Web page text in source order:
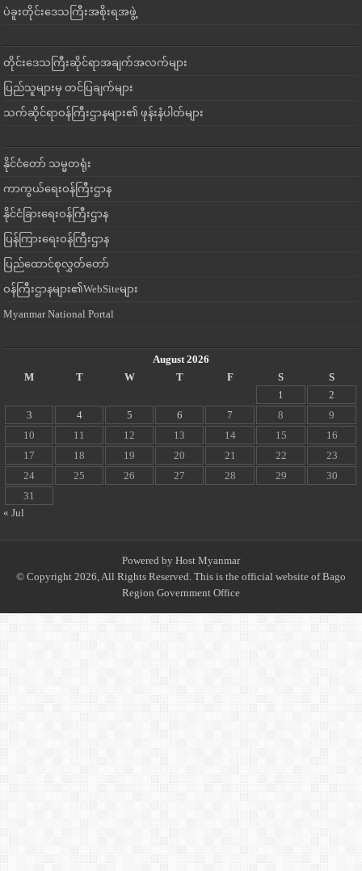
ပဲခူးတိုင်းဒေသကြီးအစိုးရအဖွဲ့
တိုင်းဒေသကြီးဆိုင်ရာအချက်အလက်များ
ပြည်သူများမှ တင်ပြချက်များ
သက်ဆိုင်ရာဝန်ကြီးဌာနများ၏ ဖုန်းနံပါတ်များ
နိုင်ငံတော် သမ္မတရုံး
ကာကွယ်ရေးဝန်ကြီးဌာန
နိုင်ငံခြားရေးဝန်ကြီးဌာန
ပြန်ကြားရေးဝန်ကြီးဌာန
ပြည်ထောင်စုလွှတ်တော်
ဝန်ကြီးဌာနများ၏WebSiteများ
Myanmar National Portal
August 2026
M
T W T F S
S
1
2
3
4 5 6 7 8
9
10
11 12 13 14 15
16
17
18 19 20 21 22
23
24
25 26 27 28 29
30
31
« Jul
Powered by Host Myanmar
© Copyright 2026, All Rights Reserved. This is the official website of Bago
Region Government Office